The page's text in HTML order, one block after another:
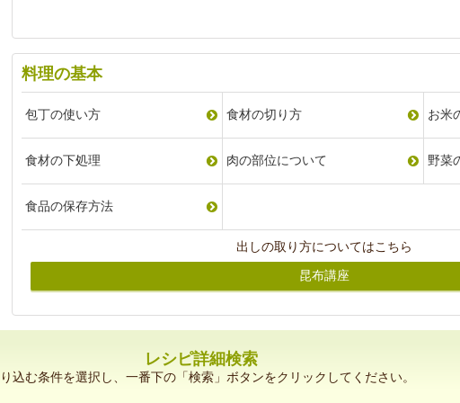
料理の基本
包丁の使い方 食材の切り方 お米
食材の下処理 肉の部位について 野菜
食品の保存方法
出しの取り方についてはこちら
昆布講座
レシピ詳細検索
込む条件を選択し、一番下の「検索」ボタンをクリックしてください。